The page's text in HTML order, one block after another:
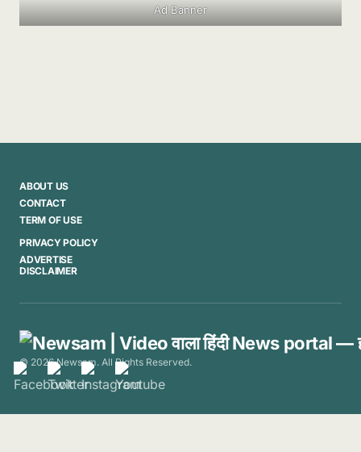
Ad Banner
ABOUT US
CONTACT
TERM OF USE
PRIVACY POLICY
ADVERTISE
DISCLAIMER
© 2026 Newsam. All Rights Reserved.